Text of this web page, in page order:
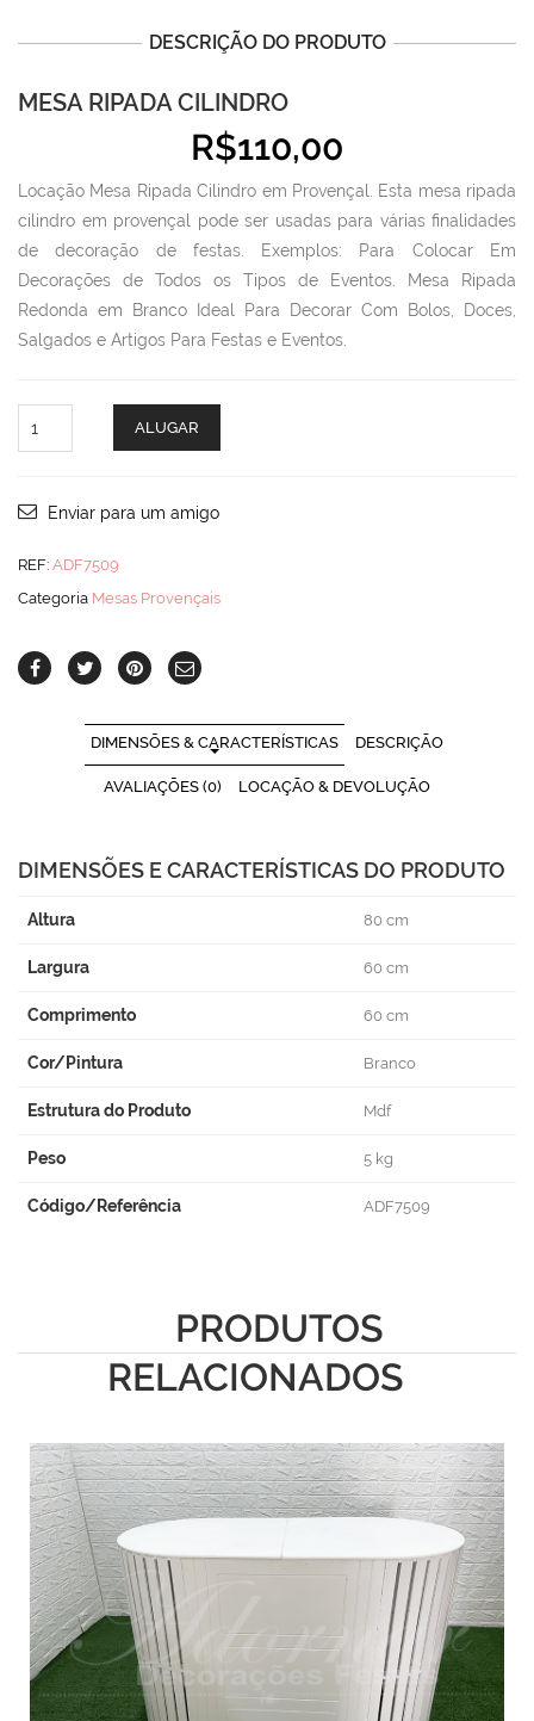
DESCRIÇÃO DO PRODUTO
MESA RIPADA CILINDRO
R$110,00
Locação Mesa Ripada Cilindro em Provençal. Esta mesa ripada
cilindro em provençal pode ser usadas para várias finalidades
de decoração de festas. Exemplos: Para Colocar Em
Decorações de Todos os Tipos de Eventos. Mesa Ripada
Redonda em Branco Ideal Para Decorar Com Bolos, Doces,
Salgados e Artigos Para Festas e Eventos.
Ripada
ALUGAR
Enviar para um amigo
REF: ADF7509
Categoria Mesas Provençais
DIMENSÕES & CARACTERÍSTICAS DESCRIÇÃO
AVALIAÇÕES (0) LOCAÇÃO & DEVOLUÇÃO
DIMENSÕES E CARACTERÍSTICAS DO PRODUTO
Altura 80 cm
Largura 60 cm
Comprimento 60 cm
Cor/Pintura Branco
Estrutura do Produto Mdf
Peso 5 kg
Código/Referência ADF7509
PRODUTOS
RELACIONADOS